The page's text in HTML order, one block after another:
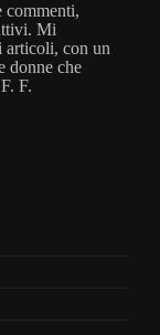
commenti,
Mi
articoli, con un
donne che
F.